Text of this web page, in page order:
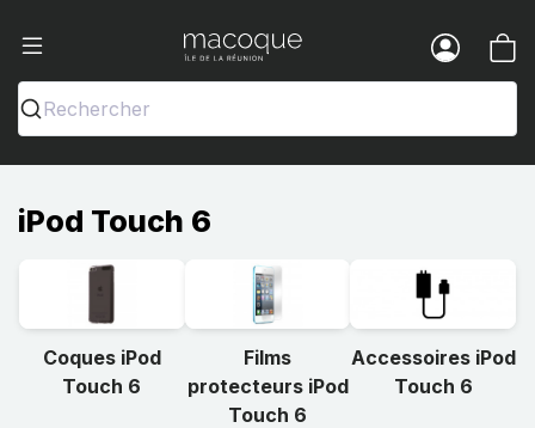
Ma Coque - Coques et Accessoires
Rechercher
iPod Touch 6
Coques iPod
Touch 6
Films
protecteurs iPod
Touch 6
Accessoires iPod
Touch 6